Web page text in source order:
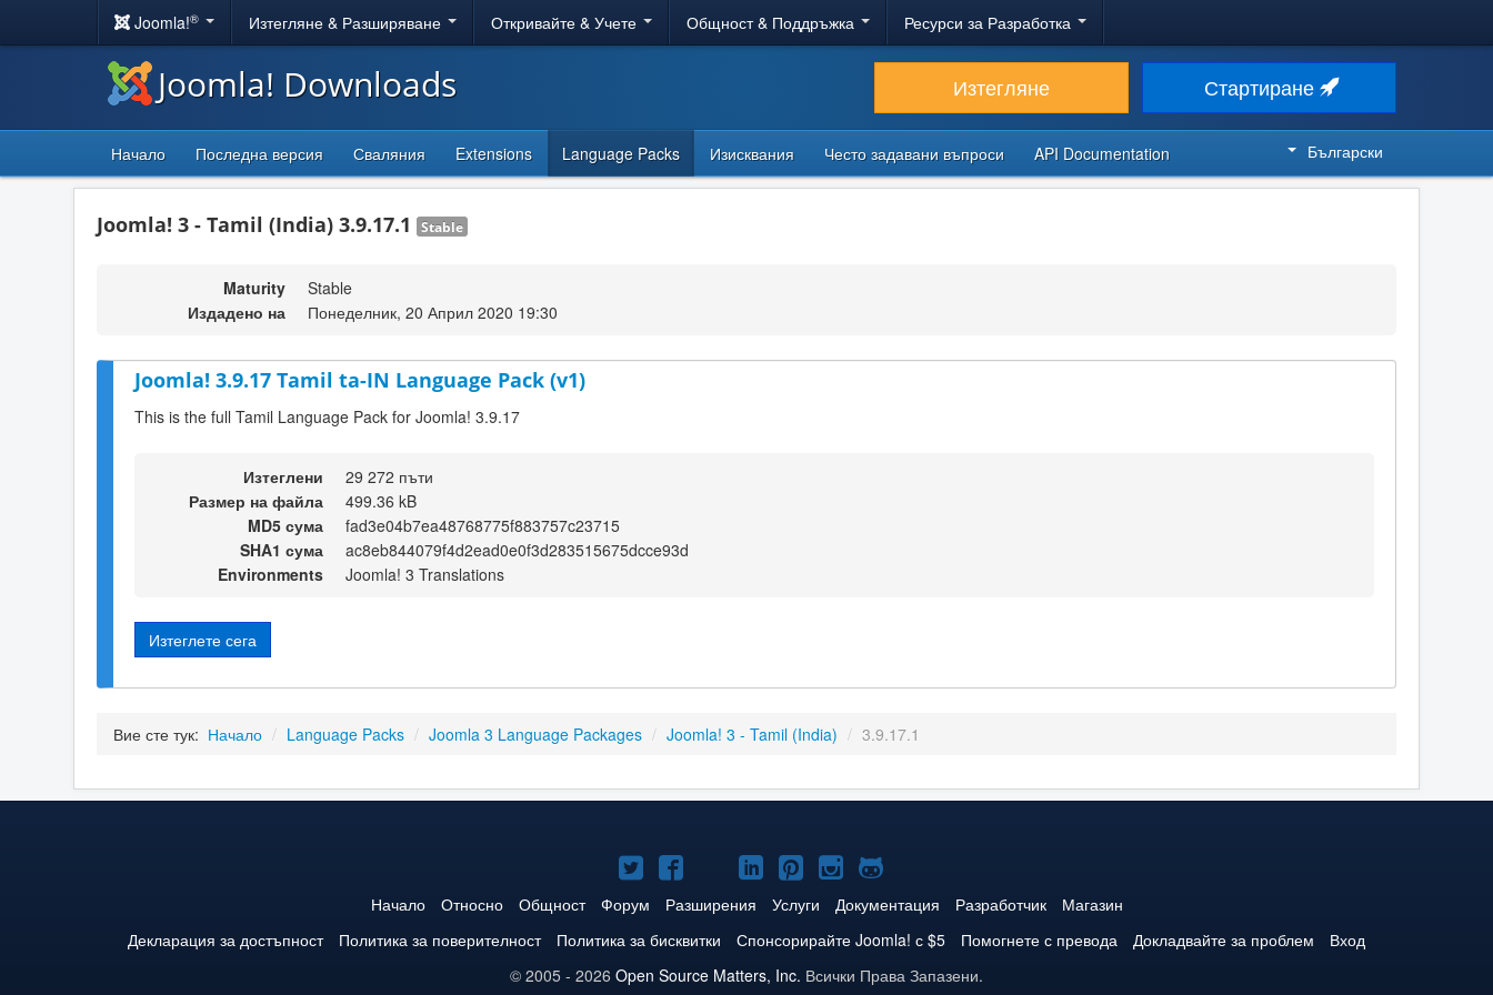
Joomla!® Изтегляне & Разширяване Откривайте & Учете Общност & Поддръжка Ресурси за Разработка
Joomla! Downloads Изтегляне Стартиране
Начало Последна версия Сваляния Extensions Language Packs Изисквания Често задавани въпроси API Documentation Български
Joomla! 3 - Tamil (India) 3.9.17.1 Stable
Maturity
Stable
Издадено на
Понеделник, 20 Април 2020 19:30
Joomla! 3.9.17 Tamil ta-IN Language Pack (v1)
This is the full Tamil Language Pack for Joomla! 3.9.17
Изтеглени
29 272 пъти
Размер на файла
499.36 kB
MD5 сума
fad3e04b7ea48768775f883757c23715
SHA1 сума
ac8eb844079f4d2ead0e0f3d283515675dcce93d
Environments
Joomla! 3 Translations
Изтеглете сега
Вие сте тук: Начало / Language Packs / Joomla 3 Language Packages / Joomla! 3 - Tamil (India) / 3.9.17.1
Joomla!
в
Twitter
Joomla!
във
Facebook
Joomla!
в
YouTube
Joomla!
в
LinkedIn
Joomla!
в
Pinterest
Joomla!
в
Instagram
Joomla!
в
GitHub
Начало Относно Общност Форум Разширения Услуги Документация Разработчик
Магазин
Декларация за достъпност
Политика за поверителност Политика за бисквитки Спонсорирайте Joomla! с $5 Помогнете с превода Докладвайте за проблем
Вход
© 2005 - 2026 Open Source Matters, Inc. Всички Права Запазени.